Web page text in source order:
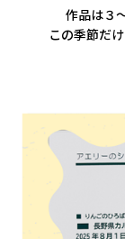
作品は３
この季節だ